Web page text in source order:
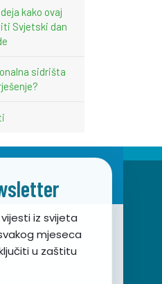
kako ovaj
Svjetski dan
sidrišta
iz svijeta
mjeseca
u zaštitu
i održivi razvoj Sunce
preporoda 7